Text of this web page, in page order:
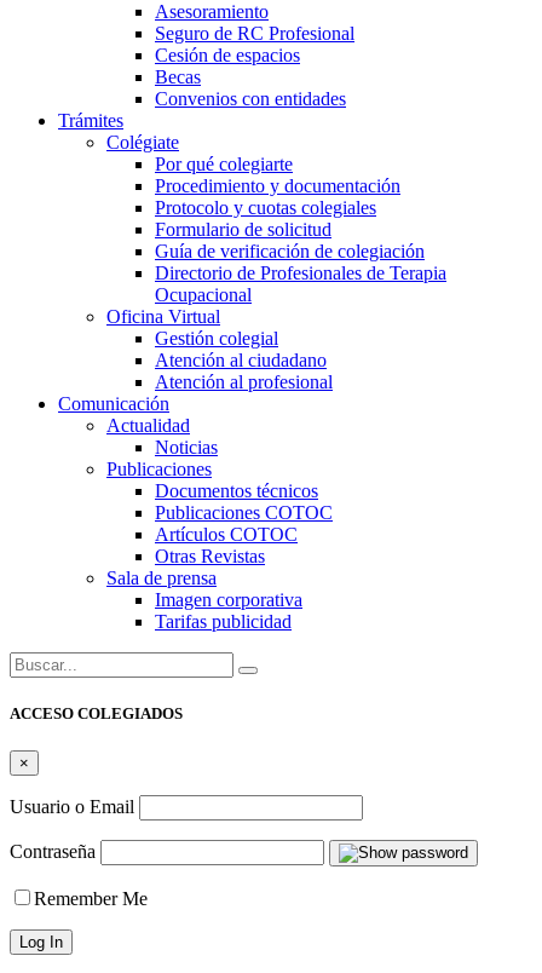
Asesoramiento
Seguro de RC Profesional
Cesión de espacios
Becas
Convenios con entidades
Trámites
Colégiate
Por qué colegiarte
Procedimiento y documentación
Protocolo y cuotas colegiales
Formulario de solicitud
Guía de verificación de colegiación
Directorio de Profesionales de Terapia
Ocupacional
Oficina Virtual
Gestión colegial
Atención al ciudadano
Atención al profesional
Comunicación
Actualidad
Noticias
Publicaciones
Documentos técnicos
Publicaciones COTOC
Artículos COTOC
Otras Revistas
Sala de prensa
Imagen corporativa
Tarifas publicidad
Buscar:
ACCESO COLEGIADOS
×
Usuario o Email
Contraseña
Remember Me